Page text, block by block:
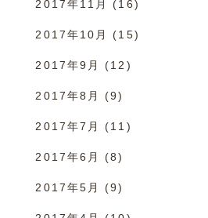
2017年11月 (16)
2017年10月 (15)
2017年9月 (12)
2017年8月 (9)
2017年7月 (11)
2017年6月 (8)
2017年5月 (9)